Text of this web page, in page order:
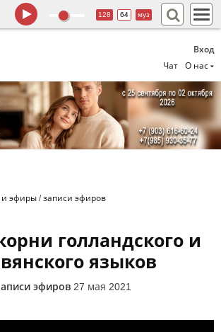
Вход
Чат
О нас
128 64 муз
и эфиры /записи эфиров
голландского и
языков
эфиров 27 мая 2021